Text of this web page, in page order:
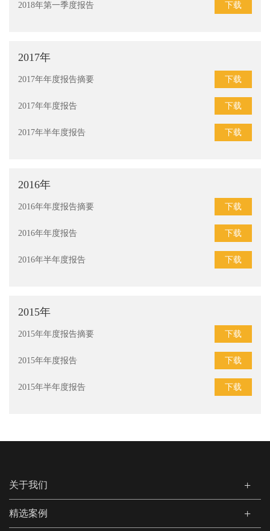
2018年第一季度报告 下载
2017年
2017年年度报告摘要 下载
2017年年度报告 下载
2017年半年度报告 下载
2016年
2016年年度报告摘要 下载
2016年年度报告 下载
2016年半年度报告 下载
2015年
2015年年度报告摘要 下载
2015年年度报告 下载
2015年半年度报告 下载
关于我们
精选案例